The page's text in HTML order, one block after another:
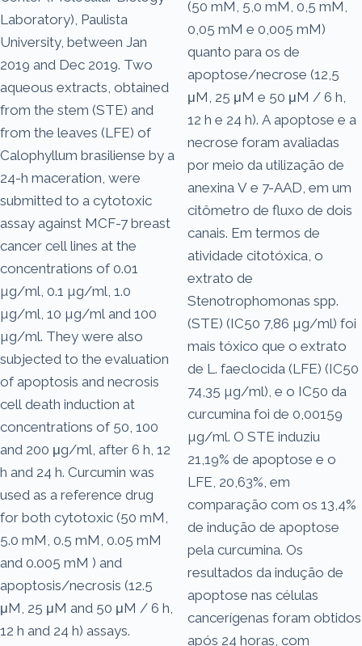
Laboratory), Paulista
University, between Jan
2019 and Dec 2019. Two
aqueous extracts, obtained
from the stem (STE) and
from the leaves (LFE) of
Calophyllum brasiliense by a
24-h maceration, were
submitted to a cytotoxic
assay against MCF-7 breast
cancer cell lines at the
concentrations of 0.01
µg/ml, 0.1 µg/ml, 1.0
µg/ml, 10 µg/ml and 100
µg/ml. They were also
subjected to the evaluation
of apoptosis and necrosis
cell death induction at
concentrations of 50, 100
and 200 μg/ml, after 6 h, 12
h and 24 h. Curcumin was
used as a reference drug
for both cytotoxic (50 mM,
5.0 mM, 0.5 mM, 0.05 mM
and 0.005 mM ) and
apoptosis/necrosis (12.5
μM, 25 μM and 50 μM / 6 h,
12 h and 24 h) assays.
(50 mM, 5,0 mM, 0,5 mM,
0,05 mM e 0,005 mM)
quanto para os de
apoptose/necrose (12,5
μM, 25 μM e 50 μM / 6 h,
12 h e 24 h). A apoptose e a
necrose foram avaliadas
por meio da utilização de
anexina V e 7-AAD, em um
citômetro de fluxo de dois
canais. Em termos de
atividade citotóxica, o
extrato de
Stenotrophomonas spp.
(STE) (IC50 7,86 µg/ml) foi
mais tóxico que o extrato
de L. faeclocida (LFE) (IC50
74,35 µg/ml), e o IC50 da
curcumina foi de 0,00159
µg/ml. O STE induziu
21,19% de apoptose e o
LFE, 20,63%, em
comparação com os 13,4%
de indução de apoptose
pela curcumina. Os
resultados da indução de
apoptose nas células
cancerígenas foram obtidos
após 24 horas, com